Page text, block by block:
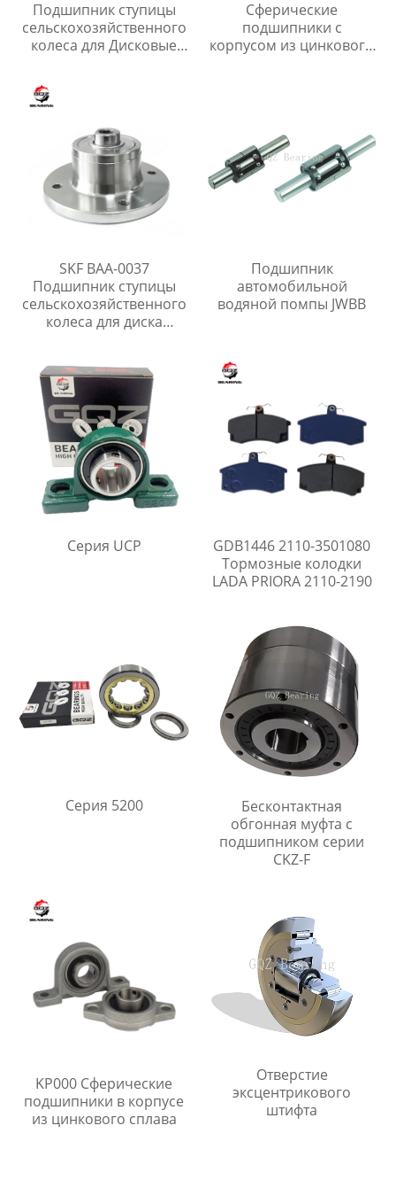
Подшипник ступицы
сельскохозяйственного
колеса для Дисковые
Сферические
подшипники с
корпусом из цинкового
SKF BAA-0037
Подшипник ступицы
сельскохозяйственного
колеса для диска
Подшипник
автомобильной
водяной помпы JWBB
Серия UCP
GDB1446 2110-3501080
Тормозные колодки
LADA PRIORA 2110-2190
Серия 5200
Бесконтактная
обгонная муфта с
подшипником серии
CKZ-F
KP000 Сферические
подшипники в корпусе
из цинкового сплава
Отверстие
эксцентрикового
штифта